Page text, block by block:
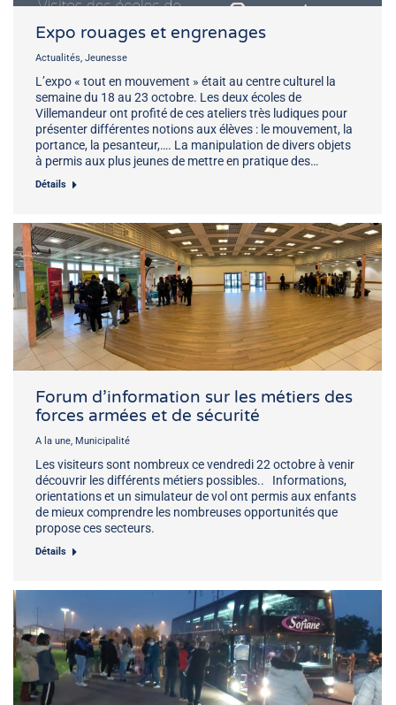
Expo rouages et engrenages
Actualités, Jeunesse
L’expo « tout en mouvement » était au centre culturel la
semaine du 18 au 23 octobre. Les deux écoles de
Villemandeur ont profité de ces ateliers très ludiques pour
présenter différentes notions aux élèves : le mouvement, la
portance, la pesanteur,…. La manipulation de divers objets
à permis aux plus jeunes de mettre en pratique des…
Détails
Forum d’information sur les métiers des
forces armées et de sécurité
A la une, Municipalité
Les visiteurs sont nombreux ce vendredi 22 octobre à venir
découvrir les différents métiers possibles.. Informations,
orientations et un simulateur de vol ont permis aux enfants
de mieux comprendre les nombreuses opportunités que
propose ces secteurs.
Détails